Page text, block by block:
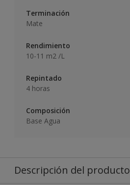
Terminación
Mate
Rendimiento
10-11 m2 /L
Repintado
4 horas
Composición
Base Agua
Descripción del producto